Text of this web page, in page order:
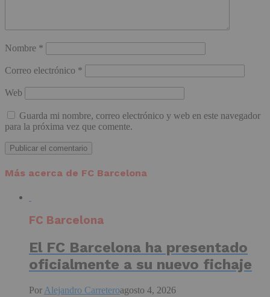
Nombre *
Correo electrónico *
Web
Guarda mi nombre, correo electrónico y web en este navegador
para la próxima vez que comente.
Más acerca de FC Barcelona
FC Barcelona
El FC Barcelona ha presentado
oficialmente a su nuevo fichaje
Por Alejandro Carreteroagosto 4, 2026